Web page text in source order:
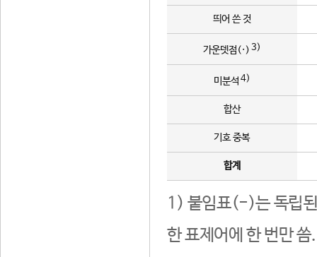
띄어 쓴 것
가운뎃점(·) 3)
미분석 4)
합산
기호 중복
합계
1) 붙임표(-)는 독립된
한 표제어에 한 번만